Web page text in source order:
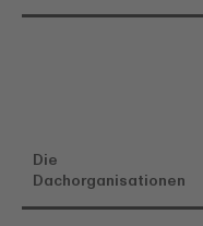
Die
Dachorganisationen